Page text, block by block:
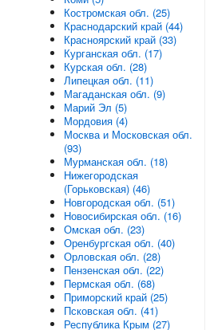
Костромская обл. (25)
Краснодарский край (44)
Красноярский край (33)
Курганская обл. (17)
Курская обл. (28)
Липецкая обл. (11)
Магаданская обл. (9)
Марий Эл (5)
Мордовия (4)
Москва и Московская обл.
(93)
Мурманская обл. (18)
Нижегородская
(Горьковская) (46)
Новгородская обл. (51)
Новосибирская обл. (16)
Омская обл. (23)
Оренбургская обл. (40)
Орловская обл. (28)
Пензенская обл. (22)
Пермская обл. (68)
Приморский край (25)
Псковская обл. (41)
Республика Крым (27)